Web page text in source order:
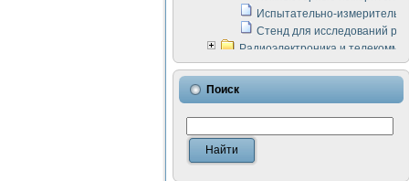
Испытательно-
Стенд для исследований
Радиоэлектроника и
LabVIEW в расчетах
Аппаратно-программный
Виртуальный
Измерение шумовых
Измерительный
Инструменты для
Инструменты для
Поиск